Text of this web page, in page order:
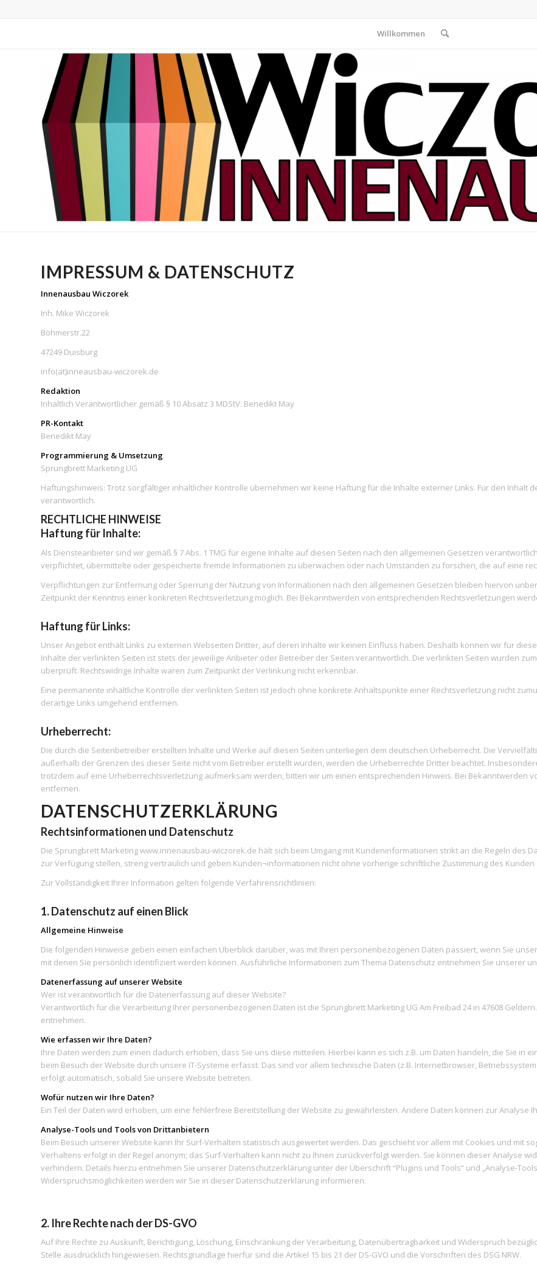
Willkommen
IMPRESSUM & DATENSCHUTZ
Innenausbau Wiczorek
Inh. Mike Wiczorek
Böhmerstr.22
47249 Duisburg
info(at)inneausbau-wiczorek.de
Redaktion
Inhaltlich Verantwortlicher gemäß § 10 Absatz 3 MDStV: Benedikt May
PR-Kontakt
Benedikt May
Programmierung & Umsetzung
Sprungbrett Marketing UG
Haftungshinweis: Trotz sorgfältiger inhaltlicher Kontrolle übernehmen wir keine Haftung für die Inhalte externer Links. Für den Inhalt
verantwortlich.
RECHTLICHE HINWEISE
Haftung für Inhalte:
Als Diensteanbieter sind wir gemäß § 7 Abs. 1 TMG für eigene Inhalte auf diesen Seiten nach den allgemeinen Gesetzen
verpflichtet, übermittelte oder gespeicherte fremde Informationen zu überwachen oder nach Umständen zu forschen, die auf eine
Verpflichtungen zur Entfernung oder Sperrung der Nutzung von Informationen nach den allgemeinen Gesetzen bleiben hiervon
Zeitpunkt der Kenntnis einer konkreten Rechtsverletzung möglich. Bei Bekanntwerden von entsprechenden Rechtsverletzungen
Haftung für Links:
Unser Angebot enthält Links zu externen Webseiten Dritter, auf deren Inhalte wir keinen Einfluss haben. Deshalb können wir für
Inhalte der verlinkten Seiten ist stets der jeweilige Anbieter oder Betreiber der Seiten verantwortlich. Die verlinkten Seiten wurden
überprüft. Rechtswidrige Inhalte waren zum Zeitpunkt der Verlinkung nicht erkennbar.
Eine permanente inhaltliche Kontrolle der verlinkten Seiten ist jedoch ohne konkrete Anhaltspunkte einer Rechtsverletzung nicht
derartige Links umgehend entfernen.
Urheberrecht:
Die durch die Seitenbetreiber erstellten Inhalte und Werke auf diesen Seiten unterliegen dem deutschen Urheberrecht. Die
außerhalb der Grenzen des dieser Seite nicht vom Betreiber erstellt wurden, werden die Urheberrechte Dritter beachtet.
trotzdem auf eine Urheberrechtsverletzung aufmerksam werden, bitten wir um einen entsprechenden Hinweis. Bei Bekanntwerden
entfernen.
DATENSCHUTZERKLÄRUNG
Rechtsinformationen und Datenschutz
Die Sprungbrett Marketing www.innenausbau-wiczorek.de hält sich beim Umgang mit Kundeninformationen strikt an die Regeln des
zur Verfügung stellen, streng vertraulich und geben Kunden¬informationen nicht ohne vorherige schriftliche Zustimmung des Kunden
Zur Vollständigkeit Ihrer Information gelten folgende Verfahrensrichtlinien:
1. Datenschutz auf einen Blick
Allgemeine Hinweise
Die folgenden Hinweise geben einen einfachen Überblick darüber, was mit Ihren personenbezogenen Daten passiert, wenn Sie
mit denen Sie persönlich identifiziert werden können. Ausführliche Informationen zum Thema Datenschutz entnehmen Sie unserer
Datenerfassung auf unserer Website
Wer ist verantwortlich für die Datenerfassung auf dieser Website?
Verantwortlich für die Verarbeitung Ihrer personenbezogenen Daten ist die Sprungbrett Marketing UG Am Freibad 24 in 47608
entnehmen.
Wie erfassen wir Ihre Daten?
Ihre Daten werden zum einen dadurch erhoben, dass Sie uns diese mitteilen. Hierbei kann es sich z.B. um Daten handeln, die Sie in
beim Besuch der Website durch unsere IT-Systeme erfasst. Das sind vor allem technische Daten (z.B. Internetbrowser,
erfolgt automatisch, sobald Sie unsere Website betreten.
Wofür nutzen wir Ihre Daten?
Ein Teil der Daten wird erhoben, um eine fehlerfreie Bereitstellung der Website zu gewährleisten. Andere Daten können zur Analyse
Analyse-Tools und Tools von Drittanbietern
Beim Besuch unserer Website kann Ihr Surf-Verhalten statistisch ausgewertet werden. Das geschieht vor allem mit Cookies und mit
Verhaltens erfolgt in der Regel anonym; das Surf-Verhalten kann nicht zu Ihnen zurückverfolgt werden. Sie können dieser Analyse
verhindern. Details hierzu entnehmen Sie unserer Datenschutzerklärung unter der Überschrift “Plugins und Tools“ und „Analyse-
Widerspruchsmöglichkeiten werden wir Sie in dieser Datenschutzerklärung informieren.
2. Ihre Rechte nach der DS-GVO
Auf Ihre Rechte zu Auskunft, Berichtigung, Löschung, Einschränkung der Verarbeitung, Datenübertragbarkeit und Widerspruch
Stelle ausdrücklich hingewiesen. Rechtsgrundlage hierfür sind die Artikel 15 bis 21 der DS-GVO und die Vorschriften des DSG NRW.